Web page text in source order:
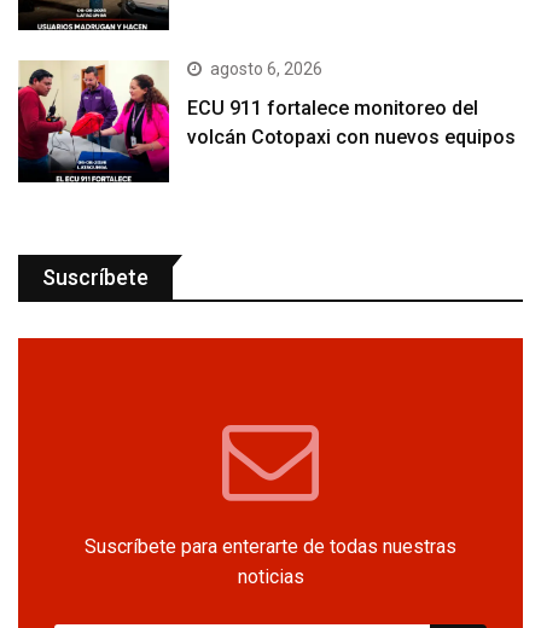
agosto 6, 2026
ECU 911 fortalece monitoreo del
volcán Cotopaxi con nuevos equipos
Suscríbete
Suscríbete para enterarte de todas nuestras
noticias